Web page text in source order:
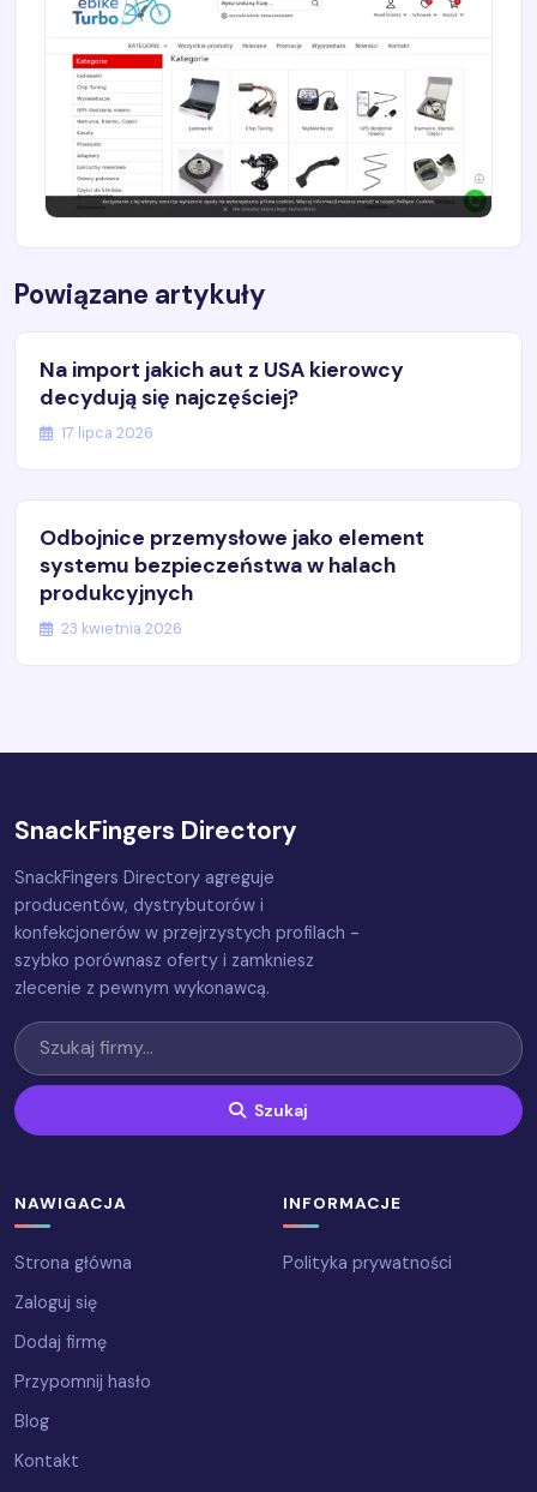
Powiązane artykuły
Na import jakich aut z USA kierowcy
decydują się najczęściej?
17 lipca 2026
Odbojnice przemysłowe jako element
systemu bezpieczeństwa w halach
produkcyjnych
23 kwietnia 2026
SnackFingers Directory
SnackFingers Directory agreguje
producentów, dystrybutorów i
konfekcjonerów w przejrzystych profilach -
szybko porównasz oferty i zamkniesz
zlecenie z pewnym wykonawcą.
Szukaj
NAWIGACJA
Strona główna
Zaloguj się
Dodaj firmę
Przypomnij hasło
Blog
Kontakt
INFORMACJE
Polityka prywatności